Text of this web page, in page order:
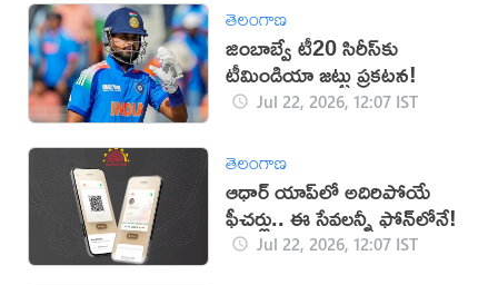
తెలంగాణ
జింబాబ్వే టీ20 సిరీస్‌కు
టీమిండియా జట్టు ప్రకటన!
Jul 22, 2026, 12:07 IST
తెలంగాణ
ఆధార్ యాప్‌లో అదిరిపోయే
ఫీచర్లు.. ఈ సేవలన్నీ ఫోన్‌లోనే!
Jul 22, 2026, 12:07 IST